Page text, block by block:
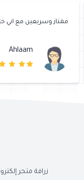
ممتاز وسريعين مع اني
Ahlaam
زرافة متجر